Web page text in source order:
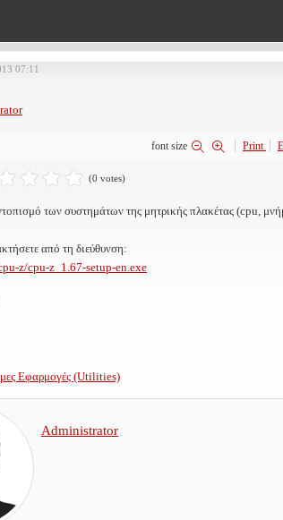
07:11
font size Print
(0 votes)
των συστημάτων της μητρικής πλακέτας (cpu,
από τη διεύθυνση:
z/cpu-z_1.67-setup-en.exe
Εφαρμογές (Utilities)
Administrator